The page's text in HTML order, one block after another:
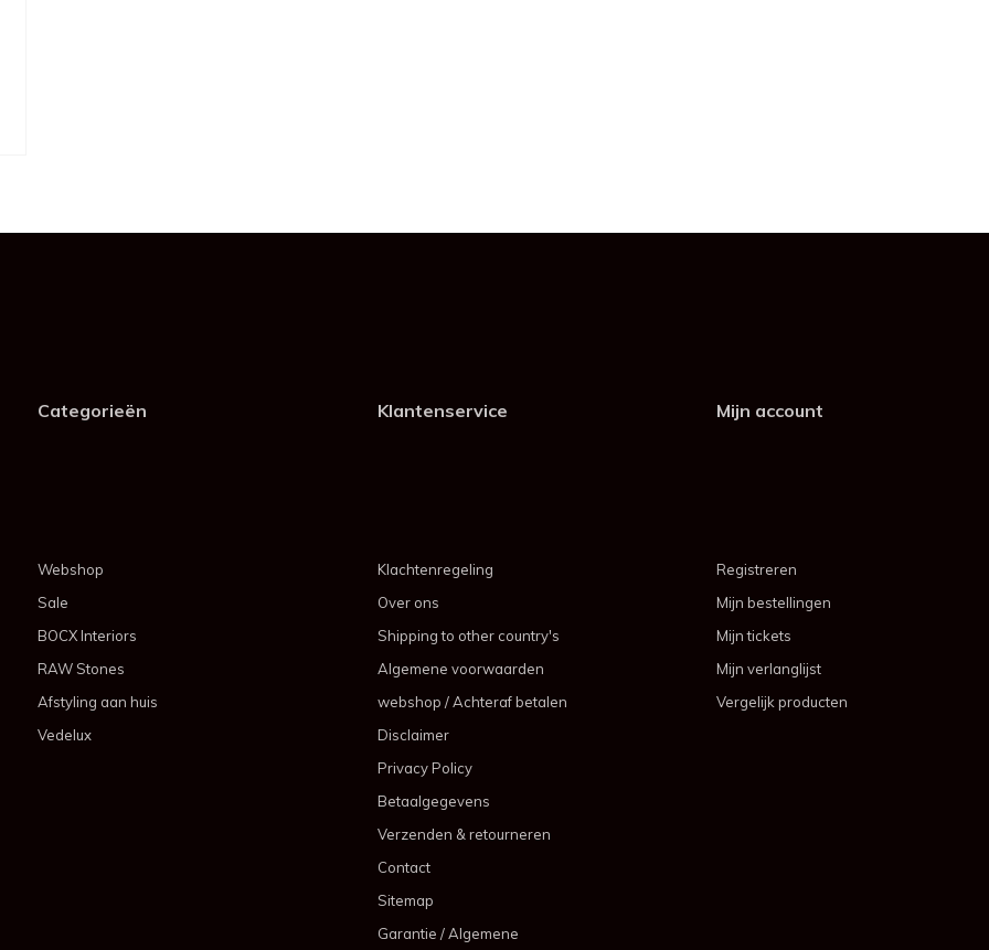
Categorieën
Webshop
Sale
BOCX Interiors
RAW Stones
Afstyling aan huis
Vedelux
Klantenservice
Klachtenregeling
Over ons
Shipping to other country's
Algemene voorwaarden
webshop / Achteraf betalen
Disclaimer
Privacy Policy
Betaalgegevens
Verzenden & retourneren
Contact
Sitemap
Garantie / Algemene
Mijn account
Registreren
Mijn bestellingen
Mijn tickets
Mijn verlanglijst
Vergelijk producten